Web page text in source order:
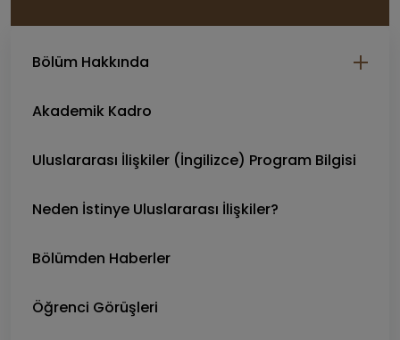
Bölüm Hakkında
Akademik Kadro
Uluslararası İlişkiler (İngilizce) Program Bilgisi
Neden İstinye Uluslararası İlişkiler?
Bölümden Haberler
Öğrenci Görüşleri